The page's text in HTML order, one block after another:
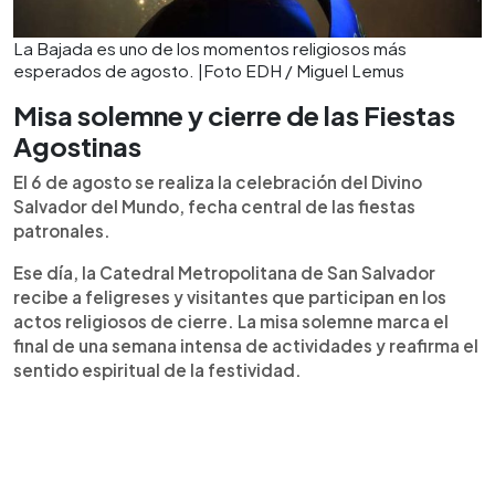
La Bajada es uno de los momentos religiosos más
esperados de agosto. |Foto EDH / Miguel Lemus
Misa solemne y cierre de las Fiestas
Agostinas
El 6 de agosto se realiza la celebración del Divino
Salvador del Mundo, fecha central de las fiestas
patronales.
Ese día, la Catedral Metropolitana de San Salvador
recibe a feligreses y visitantes que participan en los
actos religiosos de cierre. La misa solemne marca el
final de una semana intensa de actividades y reafirma el
sentido espiritual de la festividad.